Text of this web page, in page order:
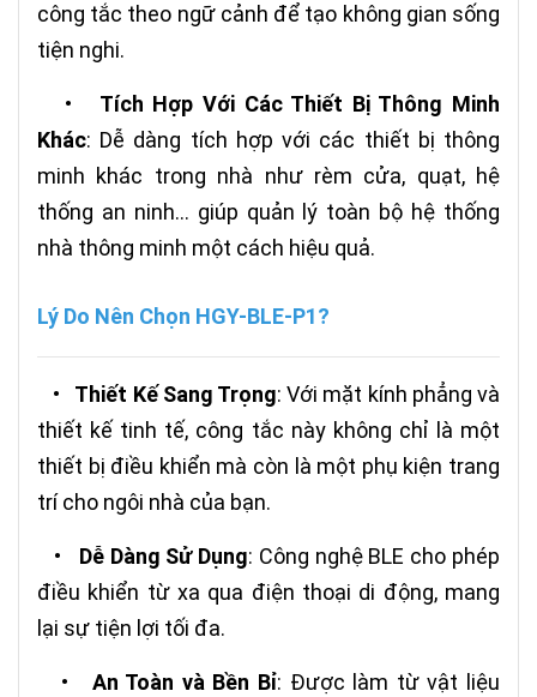
công tắc theo ngữ cảnh để tạo không gian sống
tiện nghi.
• Tích Hợp Với Các Thiết Bị Thông Minh
Khác: Dễ dàng tích hợp với các thiết bị thông
minh khác trong nhà như rèm cửa, quạt, hệ
thống an ninh... giúp quản lý toàn bộ hệ thống
nhà thông minh một cách hiệu quả.
Lý Do Nên Chọn HGY-BLE-P1?
• Thiết Kế Sang Trọng: Với mặt kính phẳng và
thiết kế tinh tế, công tắc này không chỉ là một
thiết bị điều khiển mà còn là một phụ kiện trang
trí cho ngôi nhà của bạn.
• Dễ Dàng Sử Dụng: Công nghệ BLE cho phép
điều khiển từ xa qua điện thoại di động, mang
lại sự tiện lợi tối đa.
• An Toàn và Bền Bỉ: Được làm từ vật liệu